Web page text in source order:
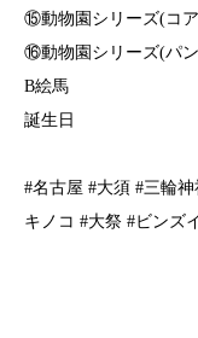
⑮動物園シリーズ(コ
⑯動物園シリーズ(パ
B絵馬
誕生日
#名古屋 #大須 #三輪
キノコ #大祭 #ビンズ